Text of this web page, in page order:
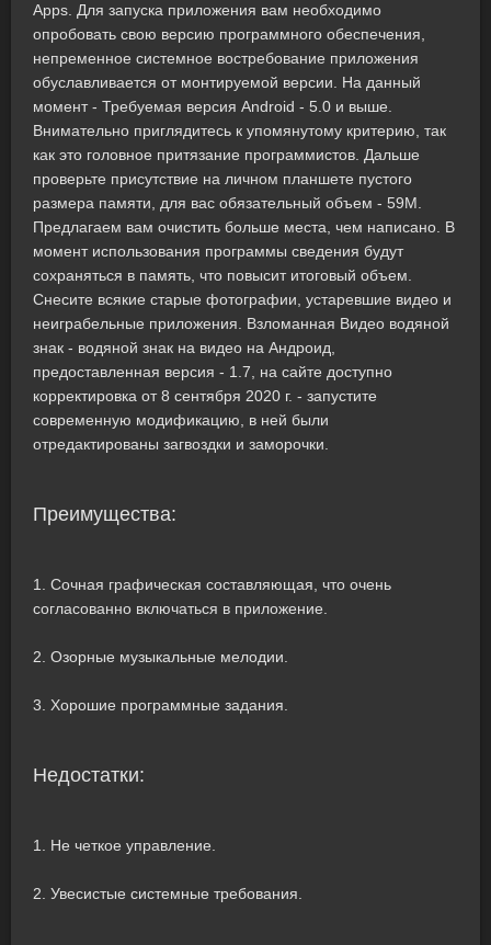
Apps. Для запуска приложения вам необходимо
опробовать свою версию программного обеспечения,
непременное системное востребование приложения
обуславливается от монтируемой версии. На данный
момент - Требуемая версия Android - 5.0 и выше.
Внимательно приглядитесь к упомянутому критерию, так
как это головное притязание программистов. Дальше
проверьте присутствие на личном планшете пустого
размера памяти, для вас обязательный объем - 59M.
Предлагаем вам очистить больше места, чем написано. В
момент использования программы сведения будут
сохраняться в память, что повысит итоговый объем.
Снесите всякие старые фотографии, устаревшие видео и
неиграбельные приложения. Взломанная Видео водяной
знак - водяной знак на видео на Андроид,
предоставленная версия - 1.7, на сайте доступно
корректировка от 8 сентября 2020 г. - запустите
современную модификацию, в ней были
отредактированы загвоздки и заморочки.
Преимущества:
1. Сочная графическая составляющая, что очень
согласованно включаться в приложение.
2. Озорные музыкальные мелодии.
3. Хорошие программные задания.
Недостатки:
1. Не четкое управление.
2. Увесистые системные требования.